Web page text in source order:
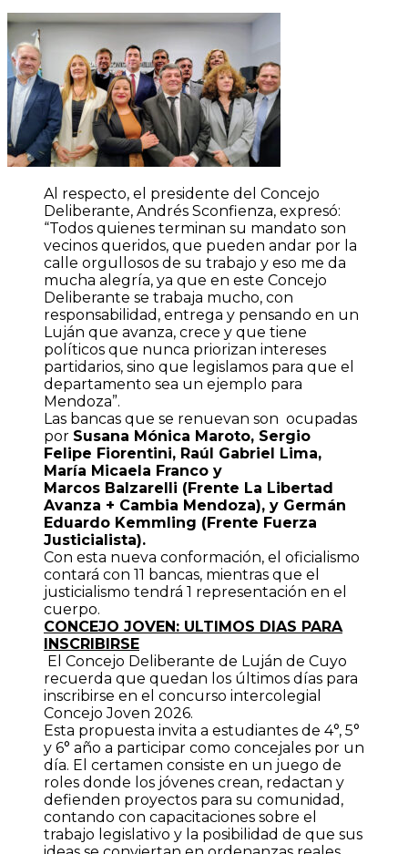
Al respecto, el presidente del Concejo
Deliberante, Andrés Sconfienza, expresó:
“Todos quienes terminan su mandato son
vecinos queridos, que pueden andar por la
calle orgullosos de su trabajo y eso me da
mucha alegría, ya que en este Concejo
Deliberante se trabaja mucho, con
responsabilidad, entrega y pensando en un
Luján que avanza, crece y que tiene
políticos que nunca priorizan intereses
partidarios, sino que legislamos para que el
departamento sea un ejemplo para
Mendoza”.
Las bancas que se renuevan son ocupadas
por Susana Mónica Maroto, Sergio
Felipe Fiorentini, Raúl Gabriel Lima,
María Micaela Franco y
Marcos Balzarelli (Frente La Libertad
Avanza + Cambia Mendoza), y Germán
Eduardo Kemmling (Frente Fuerza
Justicialista).
Con esta nueva conformación, el oficialismo
contará con 11 bancas, mientras que el
justicialismo tendrá 1 representación en el
cuerpo.
CONCEJO JOVEN: ULTIMOS DIAS PARA
INSCRIBIRSE
El Concejo Deliberante de Luján de Cuyo
recuerda que quedan los últimos días para
inscribirse en el concurso intercolegial
Concejo Joven 2026.
Esta propuesta invita a estudiantes de 4°, 5°
y 6° año a participar como concejales por un
día. El certamen consiste en un juego de
roles donde los jóvenes crean, redactan y
defienden proyectos para su comunidad,
contando con capacitaciones sobre el
trabajo legislativo y la posibilidad de que sus